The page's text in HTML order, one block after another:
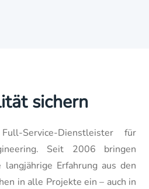
sichern
Service-Dienstleister für
Seit 2006 bringen
Erfahrung aus den
in alle Projekte ein – auch in